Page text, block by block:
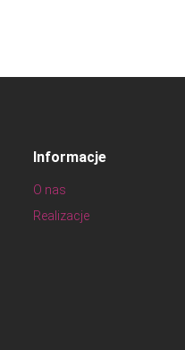
Informacje
O nas
Realizacje